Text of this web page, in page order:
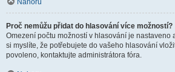
Nahoru
Proč nemůžu přidat do hlasování více možností?
Omezení počtu možností v hlasování je nastaveno
si myslíte, že potřebujete do vašeho hlasování
povoleno, kontaktujte administrátora fóra.